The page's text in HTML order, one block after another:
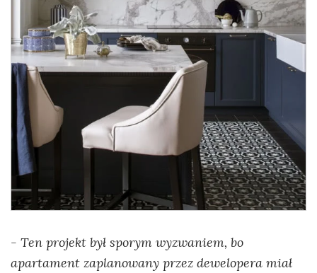
- Ten projekt był sporym wyzwaniem, bo
apartament zaplanowany przez dewelopera miał